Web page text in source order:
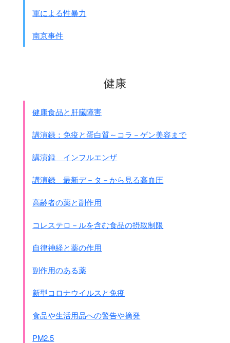
かつ戦闘の法規慣例を遵守する者は
注：自然発生のｹﾞﾘﾗにも適用すること
第3条[兵力の構成員]
敵に捕獲せられたる場合には
(民兵、義勇兵、群民兵)を殺して良いと
逆に非戦闘員を含め俘虜として
第二章 俘虜
俘虜は敵の政府の権内に属し、
権内に属することなし
俘虜の一身に属するものは、
依然その所有たるべし
勝手に扱ってはいけない・・・・
第7条[給食]
その権内にある捕虜を給養すべき義務を有す
軍による性暴力
南京事件
健康
健康食品と肝臓障害
講演録：免疫と蛋白質～コラ－ゲン美容まで
講演録 インフルエンザ
講演録 最新デ－タ－から見る高血圧
高齢者の薬と副作用
コレステロ－ルを含む食品の摂取制限
自律神経と薬の作用
副作用のある薬
新型コロナウイルスと免疫
食品や生活用品への警告や摘発
PM2.5